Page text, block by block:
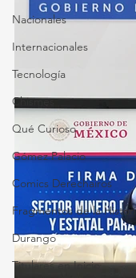
Nacionales
Internacionales
Tecnología
Chismes
Qué Curioso
Gómez Palacio
Comics Derechairos
Fragmentos de la
Durango
Titulares en Inicio